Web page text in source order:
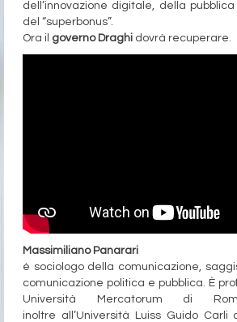
dell’innovazione digitale, della
del “superbonus”.
Ora il governo Draghi dovrà recuperare.
Massimiliano Panarari
è sociologo della comunicazione,
comunicazione politica e pubblica. È
Università Mercatorum di
inoltre all’Università Luiss Guido Carli